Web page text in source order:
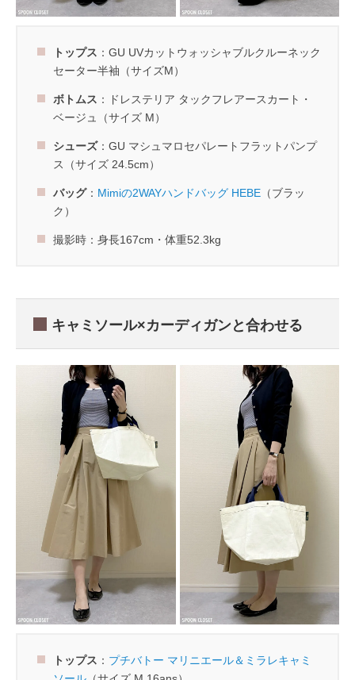
トップス ：GU UVカットウォッシャブルクルーネック
セーター半袖（サイズM）
ボトムス ：ドレステリア タックフレアースカート・
ベージュ（サイズ M）
シューズ：GU マシュマロセパレートフラットパンプ
ス（サイズ 24.5cm）
バッグ： Mimiの2WAYハンドバッグ HEBE （ブラッ
ク）
撮影時：身長167cm・体重52.3kg
キャミソール×カーディガンと合わせる
トップス ： プチバトー マリニエール＆ミラレキャミ